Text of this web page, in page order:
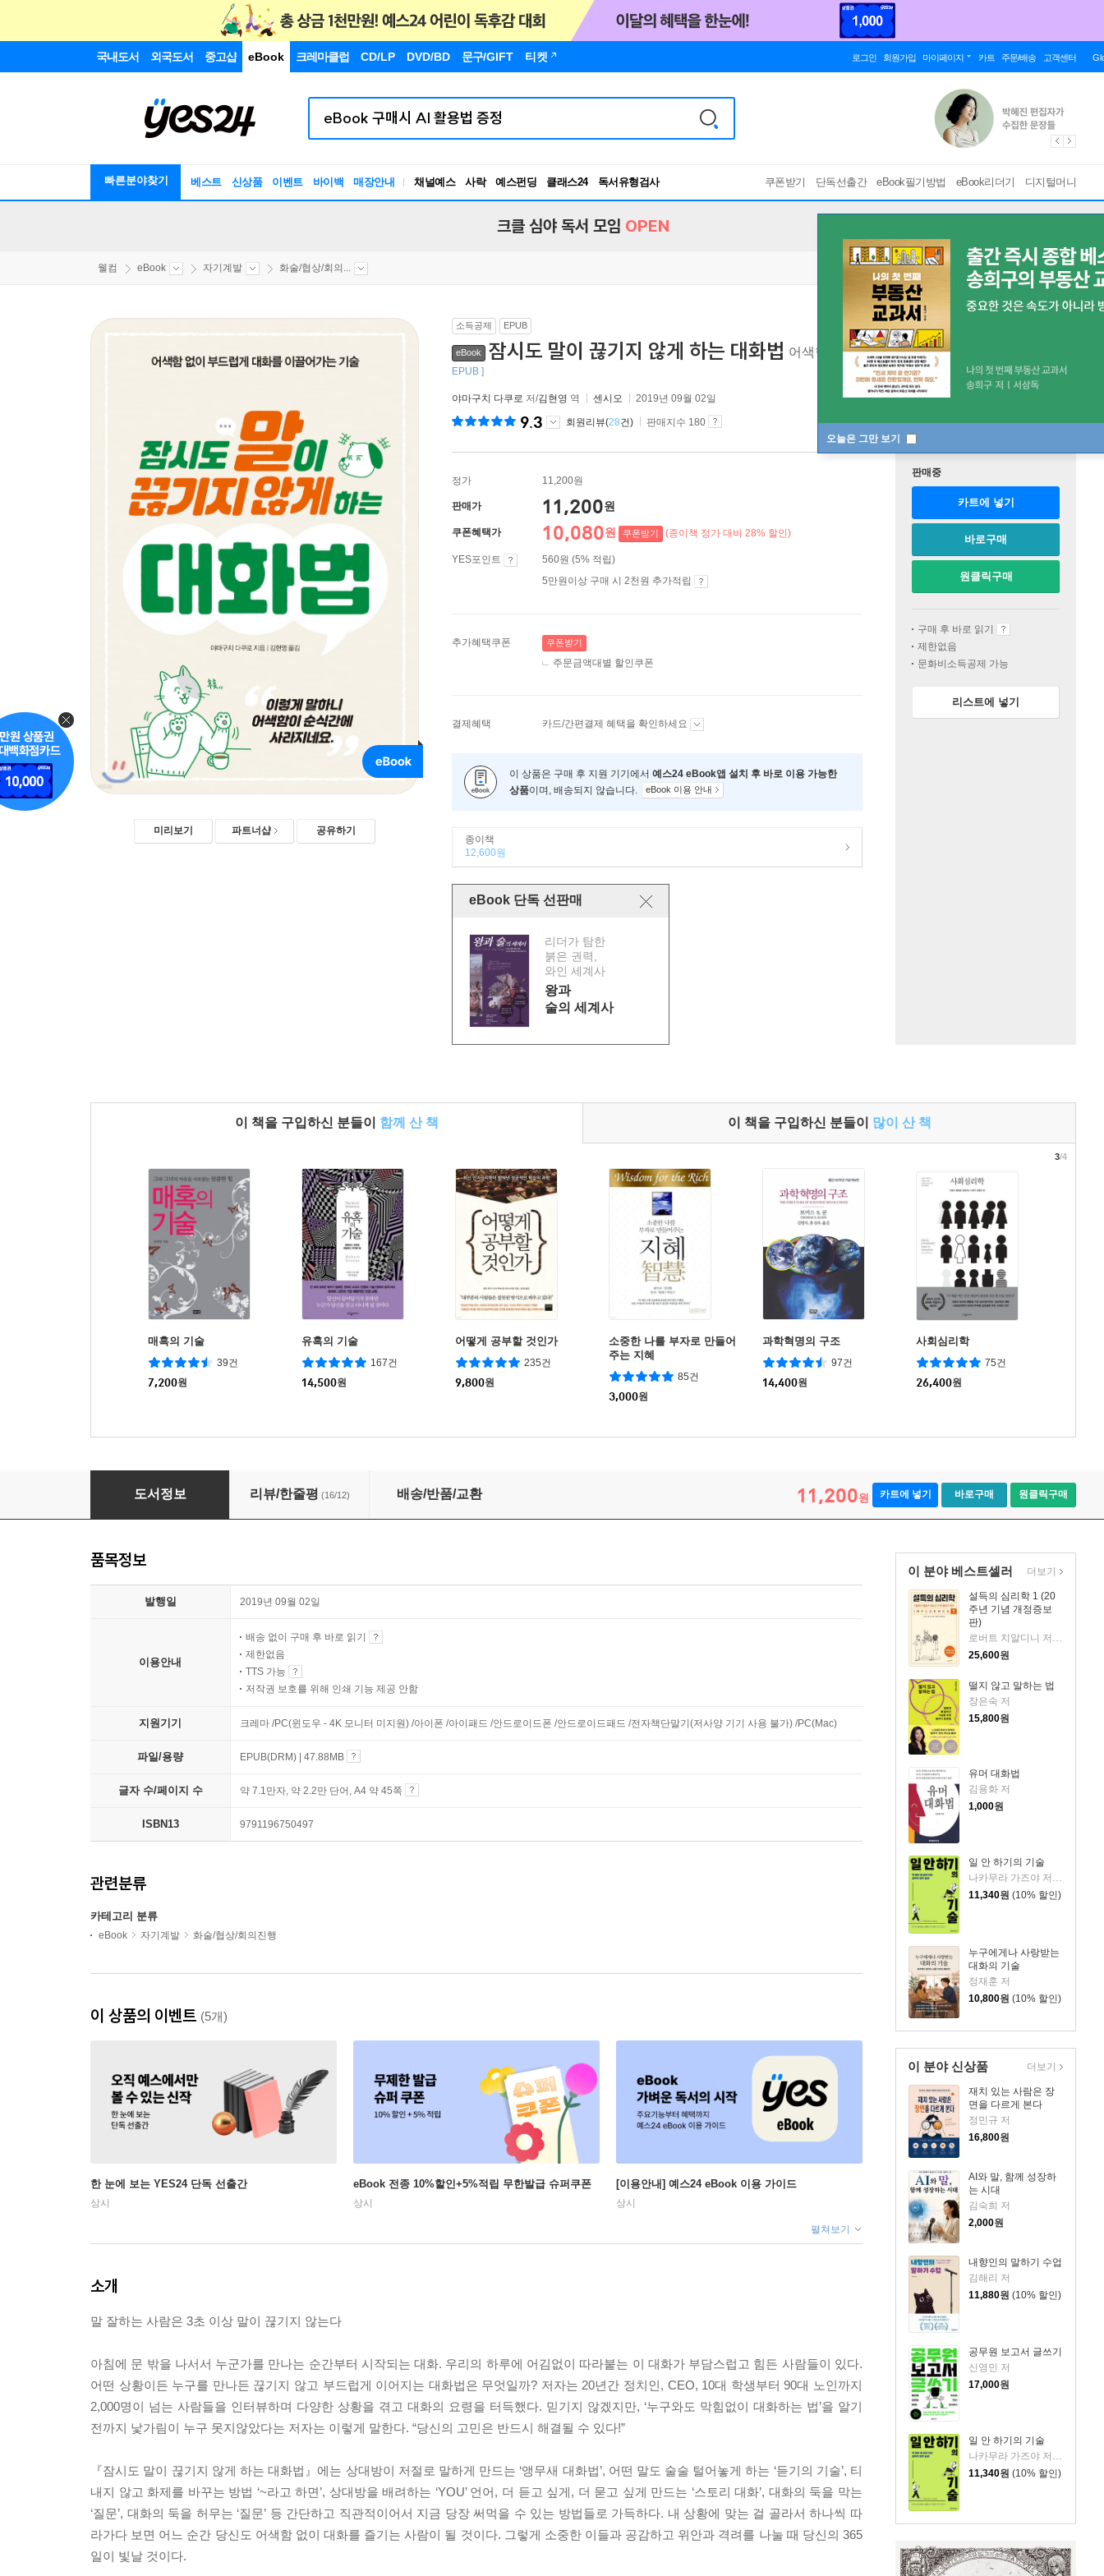
국내도서 외국도서 중고샵 eBook 크레마클럽 CD/LP DVD/BD 문구/GIFT 티켓 로그인 회원가입 마이페이지 카트 주문/배송 고객센터
빠른분야찾기 베스트 신상품 이벤트 바이백 매장안내 채널예스 사락 예스펀딩 클래스24
독서유형검사
RBTI Lab
쿠폰받기 단독선출간 eBook필기방법 eBook리더기 디지털머니
오늘은 그만 보기
크클 심야 독서 모임 OPEN
웰컴 eBook 자기계발 화술/협상/회의...
미리보기 파트너샵 공유하기
소득공제 EPUB
eBook 잠시도 말이 끊기지 않게 하는 대화법 어색함 없이 부드럽게 대화를 이끌어가는 기술
EPUB ]
야마구치 다쿠로 저/김현영 역 센시오 2019년 09월 02일
9.3 회원리뷰(28건) 판매지수 180
정가 11,200원
판매가 11,200원
쿠폰혜택가 10,080원 쿠폰받기 (종이책 정가 대비 28% 할인)
YES포인트
560원 (5% 적립)
5만원이상 구매 시 2천원 추가적립
추가혜택쿠폰 쿠폰받기
주문금액대별 할인쿠폰
결제혜택 카드/간편결제 혜택을 확인하세요
이 상품은 구매 후 지원 기기에서 예스24 eBook앱 설치 후 바로 이용 가능한
상품이며, 배송되지 않습니다. eBook 이용 안내
종이책
12,600원
eBook 단독 선판매
리더가 탐한
붉은 권력,
와인 세계사
왕과
술의 세계사
판매중
카트에 넣기
바로구매
원클릭구매
구매 후 바로 읽기
제한없음
문화비소득공제 가능
리스트에 넣기
이 책을 구입하신 분들이 함께 산 책 이 책을 구입하신 분들이 많이 산 책
매혹의 기술
39건
7,200원
유혹의 기술
167건
14,500원
어떻게 공부할 것인가
235건
9,800원
소중한 나를 부자로 만들어
주는 지혜
85건
3,000원
과학혁명의 구조
97건
14,400원
사회심리학
75건
26,400원
3/4
잠시도 말이 끊기지 않게 하는 대화법
도서정보 리뷰/한줄평 (16/12) 배송/반품/교환 11,200원 카트에 넣기 바로구매 원클릭구매
이 분야 베스트셀러
설득의 심리학 1 (20
주년 기념 개정증보
판)
로버트 치알디니 저/황혜숙,임상훈 공역
25,600원
떨지 않고 말하는 법
장은숙 저
15,800원
유머 대화법
김용화 저
1,000원
일 안 하기의 기술
나카무라 가즈야 저/김수빈 역
11,340원 (10% 할인)
누구에게나 사랑받는
대화의 기술
정재훈 저
10,800원 (10% 할인)
더보기
이 분야 신상품
재치 있는 사람은 장
면을 다르게 본다
정민규 저
16,800원
AI와 말, 함께 성장하
는 시대
김숙희 저
2,000원
내향인의 말하기 수업
김해리 저
11,880원 (10% 할인)
공무원 보고서 글쓰기
신영민 저
17,000원
일 안 하기의 기술
나카무라 가즈야 저/김수빈 역
11,340원 (10% 할인)
더보기
품목정보
발행일 2019년 09월 02일
이용안내
배송 없이 구매 후 바로 읽기
제한없음
TTS 가능
저작권 보호를 위해 인쇄 기능 제공 안함
지원기기 크레마 /PC(윈도우 - 4K 모니터 미지원) /아이폰 /아이패드 /안드로이드폰 /안드로이드패드 /전자책단말기(저사양 기기 사용 불가) /PC(Mac)
파일/용량 EPUB(DRM) | 47.88MB
글자 수/페이지 수 약 7.1만자, 약 2.2만 단어, A4 약 45쪽
ISBN13 9791196750497
관련분류
카테고리 분류
eBook 자기계발 화술/협상/회의진행
이 상품의 이벤트 (5개)
한 눈에 보는 YES24 단독 선출간
상시
eBook 전종 10%할인+5%적립 무한발급 슈퍼쿠폰
상시
[이용안내] 예스24 eBook 이용 가이드
상시
펼쳐보기
소개
말 잘하는 사람은 3초 이상 말이 끊기지 않는다
아침에 문 밖을 나서서 누군가를 만나는 순간부터 시작되는 대화. 우리의 하루에 어김없이 따라붙는 이 대화가 부담스럽고 힘든 사람들이 있다.
어떤 상황이든 누구를 만나든 끊기지 않고 부드럽게 이어지는 대화법은 무엇일까? 저자는 20년간 정치인, CEO, 10대 학생부터 90대 노인까지
2,000명이 넘는 사람들을 인터뷰하며 다양한 상황을 겪고 대화의 요령을 터득했다. 믿기지 않겠지만, ‘누구와도 막힘없이 대화하는 법’을 알기
전까지 낯가림이 누구 못지않았다는 저자는 이렇게 말한다. “당신의 고민은 반드시 해결될 수 있다!”
『잠시도 말이 끊기지 않게 하는 대화법』에는 상대방이 저절로 말하게 만드는 ‘앵무새 대화법’, 어떤 말도 술술 털어놓게 하는 ‘듣기의 기술’, 티
내지 않고 화제를 바꾸는 방법 ‘~라고 하면’, 상대방을 배려하는 ‘YOU’ 언어, 더 듣고 싶게, 더 묻고 싶게 만드는 ‘스토리 대화’, 대화의 둑을 막는
‘질문’, 대화의 둑을 허무는 ‘질문’ 등 간단하고 직관적이어서 지금 당장 써먹을 수 있는 방법들로 가득하다. 내 상황에 맞는 걸 골라서 하나씩 따
라가다 보면 어느 순간 당신도 어색함 없이 대화를 즐기는 사람이 될 것이다. 그렇게 소중한 이들과 공감하고 위안과 격려를 나눌 때 당신의 365
일이 빛날 것이다.